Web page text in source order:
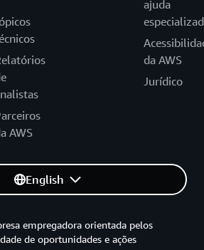
AWS
ajuda
da AWS
Jurídico
English
empregadora orientada pelos
de oportunidades e ações